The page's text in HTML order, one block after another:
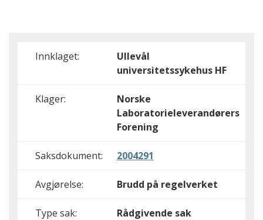
Innklaget:
Ullevål
universitetssykehus HF
Klager:
Norske
Laboratorieleverandørers
Forening
Saksdokument: 2004291
Avgjørelse: Brudd på regelverket
Type sak: Rådgivende sak